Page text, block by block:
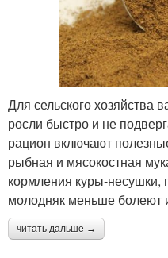
Для сельского хозяйства
росли быстро и не
рацион включают
рыбная и мясокостная
кормления куры-
молодняк меньше болеют
читать дальше →